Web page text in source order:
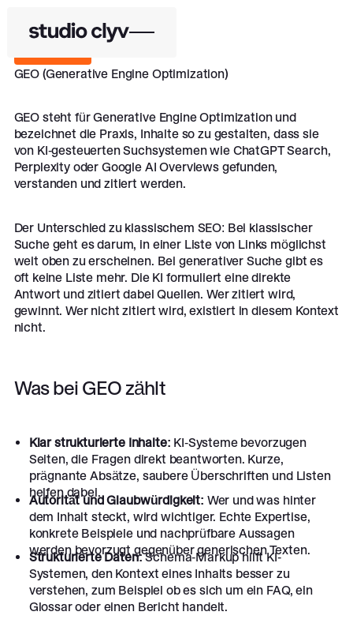
Zurück
GEO (Generative Engine Optimization)
GEO steht für Generative Engine Optimization und
bezeichnet die Praxis, Inhalte so zu gestalten, dass sie
von KI-gesteuerten Suchsystemen wie ChatGPT Search,
Perplexity oder Google AI Overviews gefunden,
verstanden und zitiert werden.
Der Unterschied zu klassischem SEO: Bei klassischer
Suche geht es darum, in einer Liste von Links möglichst
weit oben zu erscheinen. Bei generativer Suche gibt es
oft keine Liste mehr. Die KI formuliert eine direkte
Antwort und zitiert dabei Quellen. Wer zitiert wird,
gewinnt. Wer nicht zitiert wird, existiert in diesem Kontext
nicht.
Was bei GEO zählt
Klar strukturierte Inhalte: KI-Systeme bevorzugen
Seiten, die Fragen direkt beantworten. Kurze,
prägnante Absätze, saubere Überschriften und Listen
helfen dabei.
Autorität und Glaubwürdigkeit: Wer und was hinter
dem Inhalt steckt, wird wichtiger. Echte Expertise,
konkrete Beispiele und nachprüfbare Aussagen
werden bevorzugt gegenüber generischen Texten.
Strukturierte Daten:Schema-Markup hilft KI-
Systemen, den Kontext eines Inhalts besser zu
verstehen, zum Beispiel ob es sich um ein FAQ, ein
Glossar oder einen Bericht handelt.